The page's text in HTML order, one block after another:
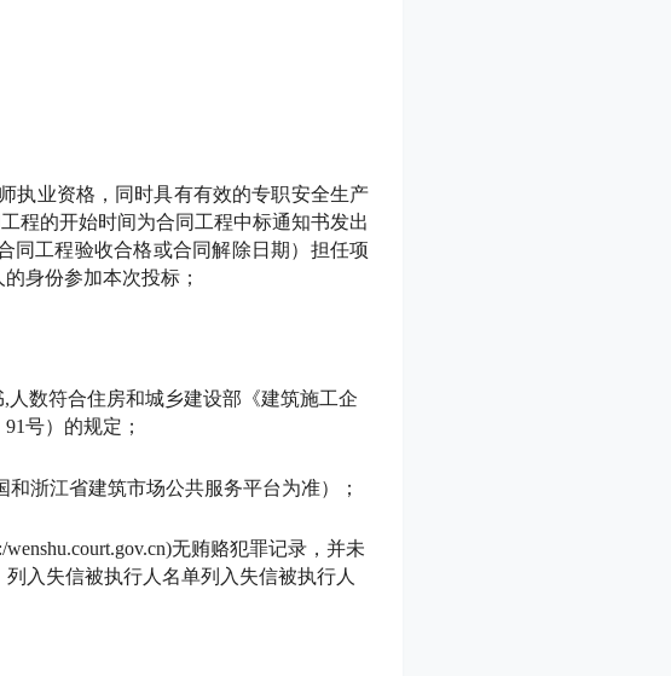
执业资格，同时具有有效的专职安全生产
程的开始时间为合同工程中标通知书发出
同工程验收合格或合同解除日期）担任项
身份参加本次投标；
数符合住房和城乡建设部《建筑施工企
号）的规定；
浙江省建筑市场公共服务平台为准）；
无贿赂犯罪记录，并未
列入失信被执行人名单列入失信被执行人